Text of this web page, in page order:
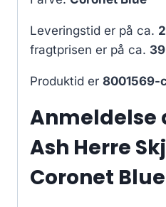
Leveringstid er på ca.
fragtprisen er på ca. 39
Produktid er 8001569-
Anmeldelse
Ash Herre
Coronet